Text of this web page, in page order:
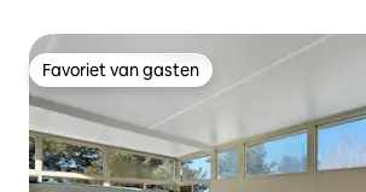
Favoriet van gasten
Favoriet van gasten